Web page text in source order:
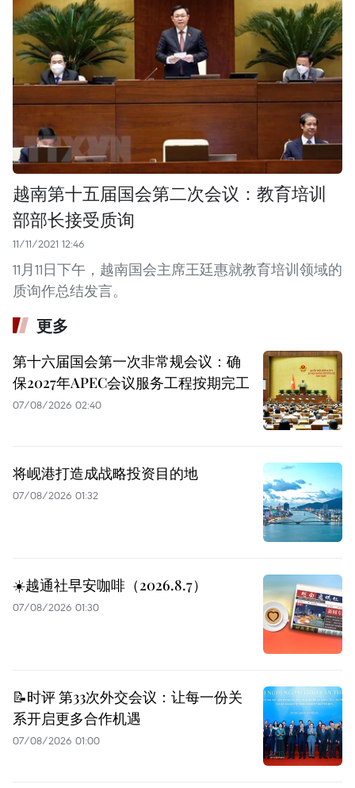
越南第十五届国会第二次会议：教育培训
部部长接受质询
11/11/2021 12:46
11月11日下午，越南国会主席王廷惠就教育培训领域的
质询作总结发言。
更多
第十六届国会第一次非常规会议：确
保2027年APEC会议服务工程按期完工
07/08/2026 02:40
将岘港打造成战略投资目的地
07/08/2026 01:32
☀️越通社早安咖啡（2026.8.7）
07/08/2026 01:30
📝时评 第33次外交会议：让每一份关
系开启更多合作机遇
07/08/2026 01:00